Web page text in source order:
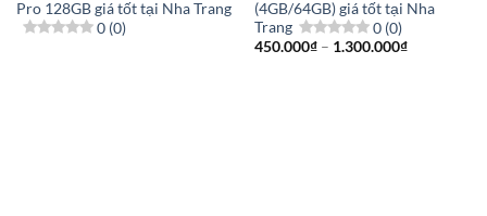
Pro 128GB giá tốt tại Nha Trang
0 (0)
(4GB/64GB) giá tốt tại Nha
Trang
0 (0)
450.000₫ – 1.300.000₫Khoảng